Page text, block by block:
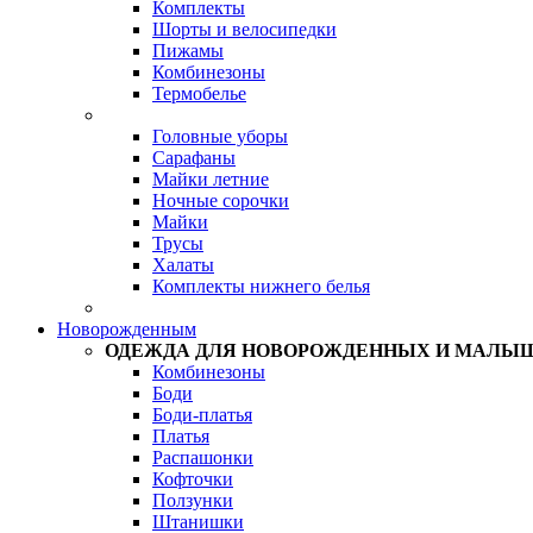
Комплекты
Шорты и велосипедки
Пижамы
Комбинезоны
Термобелье
Головные уборы
Сарафаны
Майки летние
Ночные сорочки
Майки
Трусы
Халаты
Комплекты нижнего белья
Новорожденным
ОДЕЖДА ДЛЯ НОВОРОЖДЕННЫХ И
Комбинезоны
Боди
Боди-платья
Платья
Распашонки
Кофточки
Ползунки
Штанишки